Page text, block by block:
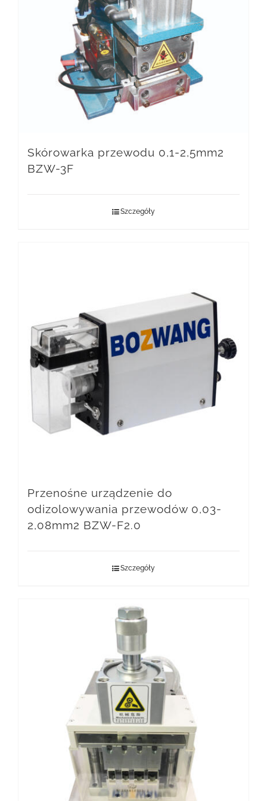
Skórowarka przewodu 0,1-2,5mm2
BZW-3F
Szczegóły
Przenośne urządzenie do
odizolowywania przewodów 0,03-
2,08mm2 BZW-F2.0
Szczegóły